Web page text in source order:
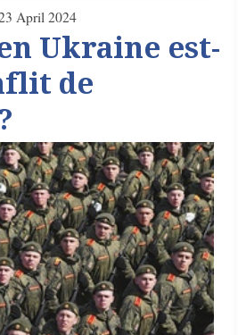
April 2024
Ukraine est-
de